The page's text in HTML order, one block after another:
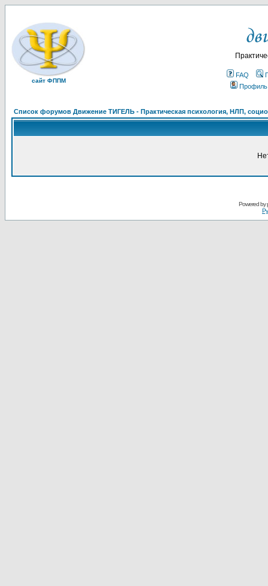
сайт ФППМ
FAQ
Профиль
Список форумов Движение ТИГЕЛЬ - Практическая психология, НЛП,
Powered by